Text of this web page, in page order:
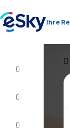
Ihre